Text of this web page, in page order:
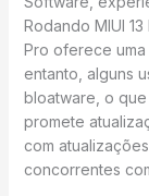
Rodando MIUI
Pro oferece
entanto, alguns
bloatware, o
promete
com
concorrentes